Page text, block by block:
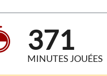
371
MINUTES JOUÉES